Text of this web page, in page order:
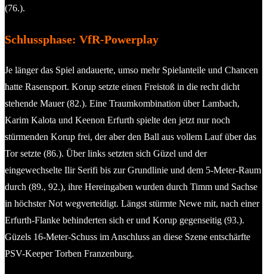
(76.).
Schlussphase: VfR-Powerplay
Je länger das Spiel andauerte, umso mehr Spielanteile und Chancen
hatte Rasensport. Korup setzte einen Freistoß in die recht dicht
stehende Mauer (82.). Eine Traumkombination über Lambach,
Karim Kalota und Keenon Erfurth spielte den jetzt nur noch
stürmenden Korup frei, der aber den Ball aus vollem Lauf über das
Tor setzte (86.). Über links setzten sich Güzel und der
eingewechselte Ilir Serifi bis zur Grundlinie und dem 5-Meter-Raum
durch (89., 92.), ihre Hereingaben wurden durch Timm und Sachse
in höchster Not wegverteidigt. Längst stürmte Newe mit, nach einer
Erfurth-Flanke behinderten sich er und Korup gegenseitig (93.).
Güzels 16-Meter-Schuss im Anschluss an diese Szene entschärfte
PSV-Keeper Torben Franzenburg.